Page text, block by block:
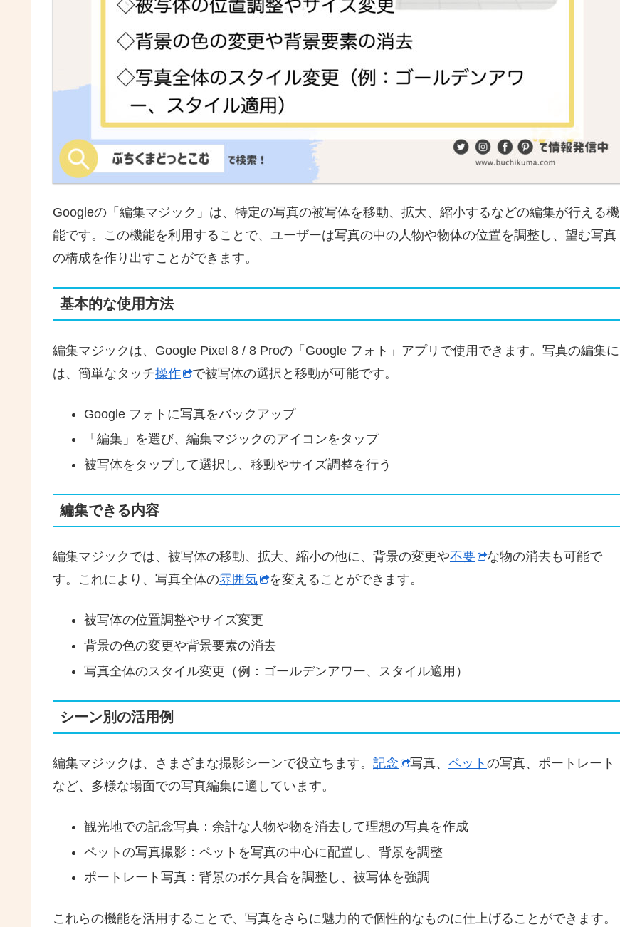
Googleの「編集マジック」は、特定の写真の被写体を移動、拡大、縮小するなどの編集が行える機
能です。この機能を利用することで、ユーザーは写真の中の人物や物体の位置を調整し、望む写真
の構成を作り出すことができます。
基本的な使用方法
編集マジックは、Google Pixel 8 / 8 Proの「Google フォト」アプリで使用できます。写真の編集に
は、簡単なタッチ操作 で被写体の選択と移動が可能です。
Google フォトに写真をバックアップ
「編集」を選び、編集マジックのアイコンをタップ
被写体をタップして選択し、移動やサイズ調整を行う
編集できる内容
編集マジックでは、被写体の移動、拡大、縮小の他に、背景の変更や不要
な物の消去も可能で
す。これにより、写真全体の雰囲気 を変えることができます。
被写体の位置調整やサイズ変更
背景の色の変更や背景要素の消去
写真全体のスタイル変更（例：ゴールデンアワー、スタイル適用）
シーン別の活用例
編集マジックは、さまざまな撮影シーンで役立ちます。 記念 写真、 ペット の写真、ポートレート
など、多様な場面での写真編集に適しています。
観光地での記念写真：余計な人物や物を消去して理想の写真を作成
ペットの写真撮影：ペットを写真の中心に配置し、背景を調整
ポートレート写真：背景のボケ具合を調整し、被写体を強調
これらの機能を活用することで、写真をさらに魅力的で個性的なものに仕上げることができます。